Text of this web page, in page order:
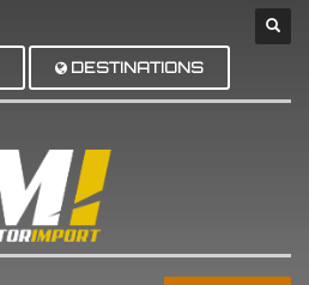
DESTINATIONS